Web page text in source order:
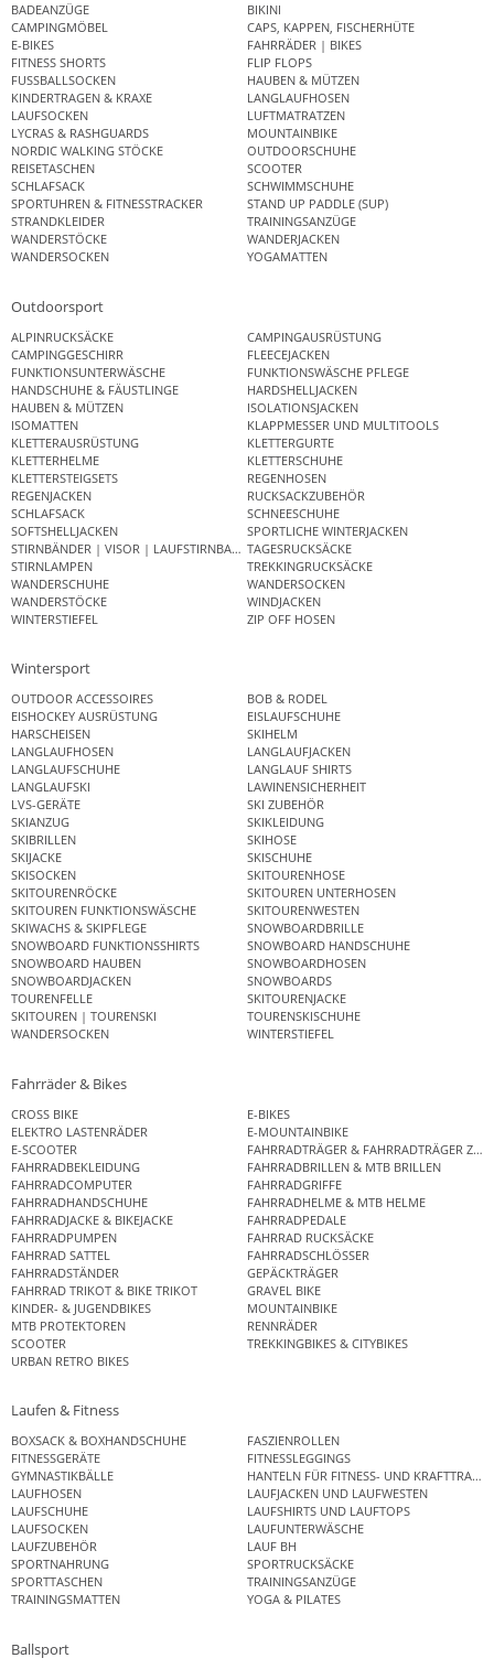
BADEANZÜGE
BIKINI
CAMPINGMÖBEL
CAPS, KAPPEN, FISCHERHÜTE
E-BIKES
FAHRRÄDER | BIKES
FITNESS SHORTS
FLIP FLOPS
FUSSBALLSOCKEN
HAUBEN & MÜTZEN
KINDERTRAGEN & KRAXE
LANGLAUFHOSEN
LAUFSOCKEN
LUFTMATRATZEN
LYCRAS & RASHGUARDS
MOUNTAINBIKE
NORDIC WALKING STÖCKE
OUTDOORSCHUHE
REISETASCHEN
SCOOTER
SCHLAFSACK
SCHWIMMSCHUHE
SPORTUHREN & FITNESSTRACKER
STAND UP PADDLE (SUP)
STRANDKLEIDER
TRAININGSANZÜGE
WANDERSTÖCKE
WANDERJACKEN
WANDERSOCKEN
YOGAMATTEN
Outdoorsport
ALPINRUCKSÄCKE
CAMPINGAUSRÜSTUNG
CAMPINGGESCHIRR
FLEECEJACKEN
FUNKTIONSUNTERWÄSCHE
FUNKTIONSWÄSCHE PFLEGE
HANDSCHUHE & FÄUSTLINGE
HARDSHELLJACKEN
HAUBEN & MÜTZEN
ISOLATIONSJACKEN
ISOMATTEN
KLAPPMESSER UND MULTITOOLS
KLETTERAUSRÜSTUNG
KLETTERGURTE
KLETTERHELME
KLETTERSCHUHE
KLETTERSTEIGSETS
REGENHOSEN
REGENJACKEN
RUCKSACKZUBEHÖR
SCHLAFSACK
SCHNEESCHUHE
SOFTSHELLJACKEN
SPORTLICHE WINTERJACKEN
STIRNBÄNDER | VISOR | LAUFSTIRNBANDTAGESRUCKSÄCKE
STIRNLAMPEN
TREKKINGRUCKSÄCKE
WANDERSCHUHE
WANDERSOCKEN
WANDERSTÖCKE
WINDJACKEN
WINTERSTIEFEL
ZIP OFF HOSEN
Wintersport
OUTDOOR ACCESSOIRES
BOB & RODEL
EISHOCKEY AUSRÜSTUNG
EISLAUFSCHUHE
HARSCHEISEN
SKIHELM
LANGLAUFHOSEN
LANGLAUFJACKEN
LANGLAUFSCHUHE
LANGLAUF SHIRTS
LANGLAUFSKI
LAWINENSICHERHEIT
LVS-GERÄTE
SKI ZUBEHÖR
SKIANZUG
SKIKLEIDUNG
SKIBRILLEN
SKIHOSE
SKIJACKE
SKISCHUHE
SKISOCKEN
SKITOURENHOSE
SKITOURENRÖCKE
SKITOUREN UNTERHOSEN
SKITOUREN FUNKTIONSWÄSCHE
SKITOURENWESTEN
SKIWACHS & SKIPFLEGE
SNOWBOARDBRILLE
SNOWBOARD FUNKTIONSSHIRTS
SNOWBOARD HANDSCHUHE
SNOWBOARD HAUBEN
SNOWBOARDHOSEN
SNOWBOARDJACKEN
SNOWBOARDS
TOURENFELLE
SKITOURENJACKE
SKITOUREN | TOURENSKI
TOURENSKISCHUHE
WANDERSOCKEN
WINTERSTIEFEL
Fahrräder & Bikes
CROSS BIKE
E-BIKES
ELEKTRO LASTENRÄDER
E-MOUNTAINBIKE
E-SCOOTER
FAHRRADTRÄGER & FAHRRADTRÄGER
FAHRRADBEKLEIDUNG
FAHRRADBRILLEN & MTB BRILLEN
FAHRRADCOMPUTER
FAHRRADGRIFFE
FAHRRADHANDSCHUHE
FAHRRADHELME & MTB HELME
FAHRRADJACKE & BIKEJACKE
FAHRRADPEDALE
FAHRRADPUMPEN
FAHRRAD RUCKSÄCKE
FAHRRAD SATTEL
FAHRRADSCHLÖSSER
FAHRRADSTÄNDER
GEPÄCKTRÄGER
FAHRRAD TRIKOT & BIKE TRIKOT
GRAVEL BIKE
KINDER- & JUGENDBIKES
MOUNTAINBIKE
MTB PROTEKTOREN
RENNRÄDER
SCOOTER
TREKKINGBIKES & CITYBIKES
URBAN RETRO BIKES
Laufen & Fitness
BOXSACK & BOXHANDSCHUHE
FASZIENROLLEN
FITNESSGERÄTE
FITNESSLEGGINGS
GYMNASTIKBÄLLE
HANTELN FÜR FITNESS- UND
LAUFHOSEN
LAUFJACKEN UND LAUFWESTEN
LAUFSCHUHE
LAUFSHIRTS UND LAUFTOPS
LAUFSOCKEN
LAUFUNTERWÄSCHE
LAUFZUBEHÖR
LAUF BH
SPORTNAHRUNG
SPORTRUCKSÄCKE
SPORTTASCHEN
TRAININGSANZÜGE
TRAININGSMATTEN
YOGA & PILATES
Ballsport